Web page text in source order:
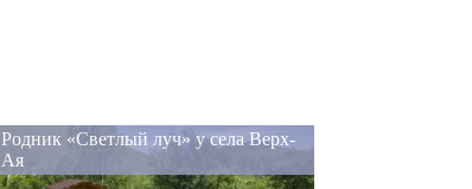
Родник «Светлый луч» у села Верх-
Ая